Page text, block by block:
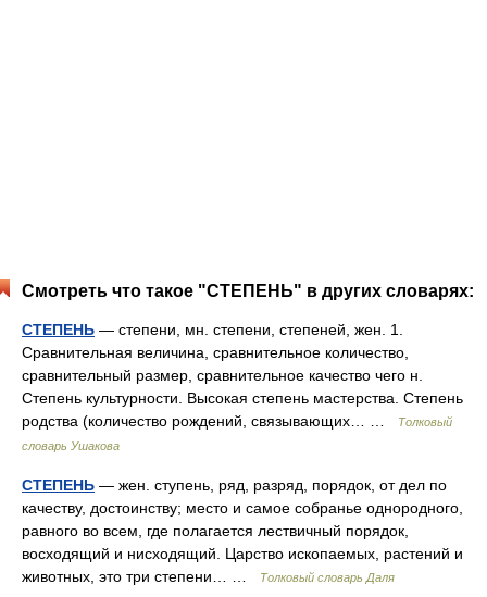
Смотреть что такое "СТЕПЕНЬ" в других словарях:
СТЕПЕНЬ — степени, мн. степени, степеней, жен. 1.
Сравнительная величина, сравнительное количество,
сравнительный размер, сравнительное качество чего н.
Степень культурности. Высокая степень мастерства. Степень
родства (количество рождений, связывающих… …
Толковый
словарь Ушакова
СТЕПЕНЬ — жен. ступень, ряд, разряд, порядок, от дел по
качеству, достоинству; место и самое собранье однородного,
равного во всем, где полагается лествичный порядок,
восходящий и нисходящий. Царство ископаемых, растений и
животных, это три степени… …
Толковый словарь Даля